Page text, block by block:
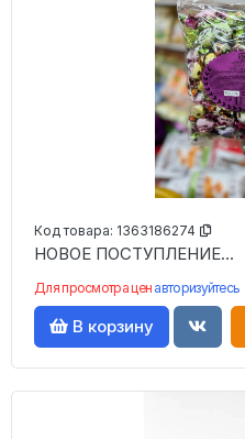
Код товара: 1363186274
НОВОЕ ПОСТУПЛЕНИЕ...
Для просмотра цен авторизуйтесь
В корзину